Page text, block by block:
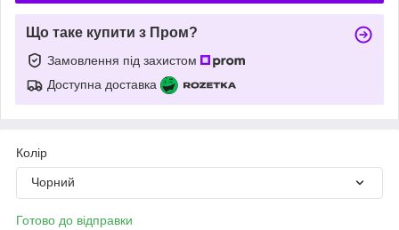
Що таке купити з Пром?
Замовлення під захистом
Доступна доставка
Колір
Чорний
Готово до відправки